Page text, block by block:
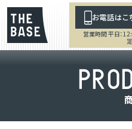
お電話はこ
営業時間 平日：
PRO